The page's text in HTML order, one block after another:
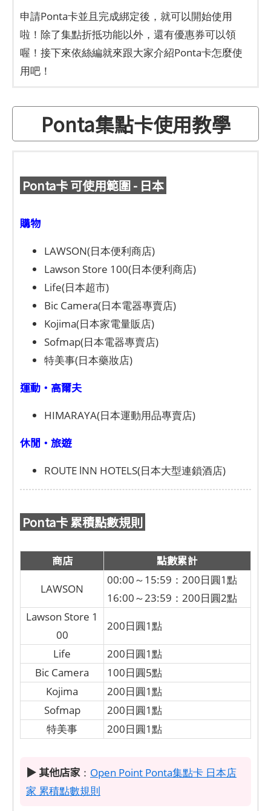
申請Ponta卡並且完成綁定後，就可以開始使用
啦！除了集點折抵功能以外，還有優惠券可以領
喔！接下來依絲編就來跟大家介紹Ponta卡怎麼使
用吧！
Ponta集點卡使用教學
Ponta卡 可使用範圍 - 日本
購物
LAWSON(日本便利商店)
Lawson Store 100(日本便利商店)
Life(日本超市)
Bic Camera(日本電器專賣店)
Kojima(日本家電量販店)
Sofmap(日本電器專賣店)
特美事(日本藥妝店)
運動・高爾夫
HIMARAYA(日本運動用品專賣店)
休閒・旅遊
ROUTE lNN HOTELS(日本大型連鎖酒店)
Ponta卡 累積點數規則
商店 點數累計
LAWSON
00:00～15:59：200日圓1點
16:00～23:59：200日圓2點
Lawson Store 1
00
200日圓1點
Life
200日圓1點
Bic Camera
100日圓5點
Kojima
200日圓1點
Sofmap
200日圓1點
特美事
200日圓1點
▶ 其他店家： Open Point Ponta集點卡 日本店
家 累積點數規則